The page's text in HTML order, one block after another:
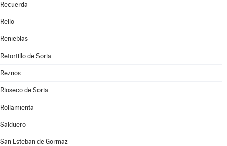
Recuerda
Rello
Renieblas
Retortillo de Soria
Reznos
Rioseco de Soria
Rollamienta
Salduero
San Esteban de Gormaz